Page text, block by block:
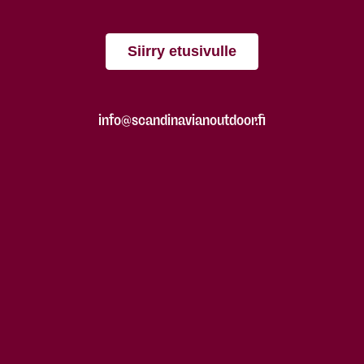
Siirry etusivulle
info@scandinavianoutdoor.fi